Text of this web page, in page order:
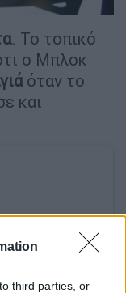
third parties, or
. Το τοπικό
ο Μπλοκ
όταν το
και